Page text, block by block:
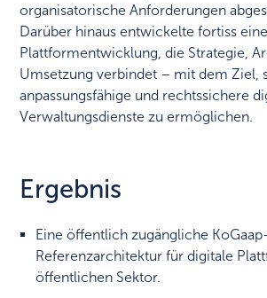
organisatorische Anforderungen
Darüber hinaus entwickelte fortiss
Plattformentwicklung, die Strategie,
Umsetzung verbindet – mit dem Ziel,
anpassungsfähige und rechtssichere
Verwaltungsdienste zu ermöglichen.
Ergebnis
Eine öffentlich zugängliche
Referenzarchitektur für digitale
öffentlichen Sektor.